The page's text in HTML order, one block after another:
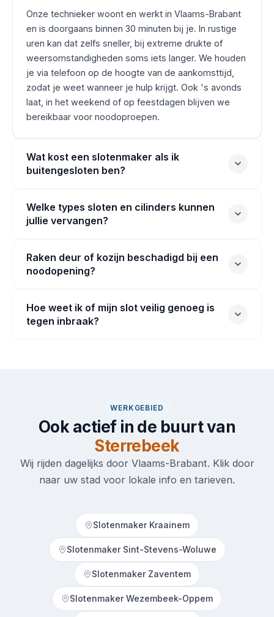
Onze technieker woont en werkt in Vlaams-Brabant
en is doorgaans binnen 30 minuten bij je. In rustige
uren kan dat zelfs sneller, bij extreme drukte of
weersomstandigheden soms iets langer. We houden
je via telefoon op de hoogte van de aankomsttijd,
zodat je weet wanneer je hulp krijgt. Ook 's avonds
laat, in het weekend of op feestdagen blijven we
bereikbaar voor noodoproepen.
Wat kost een slotenmaker als ik
buitengesloten ben?
Welke types sloten en cilinders kunnen
jullie vervangen?
Raken deur of kozijn beschadigd bij een
noodopening?
Hoe weet ik of mijn slot veilig genoeg is
tegen inbraak?
WERKGEBIED
Ook actief in de buurt van
Sterrebeek
Wij rijden dagelijks door Vlaams-Brabant. Klik door
naar uw stad voor lokale info en tarieven.
Slotenmaker Kraainem
Slotenmaker Sint-Stevens-Woluwe
Slotenmaker Zaventem
Slotenmaker Wezembeek-Oppem